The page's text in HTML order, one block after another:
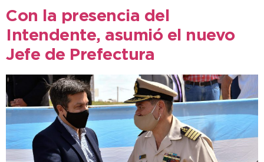
Con la presencia del
Intendente, asumió el nuevo
Jefe de Prefectura